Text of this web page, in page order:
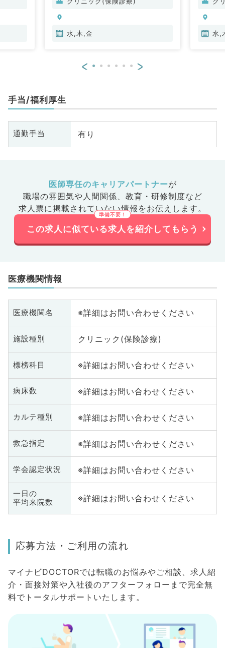
水,木,金 水,
< >
手当/福利厚生
通勤手当 有り
医師専任のキャリアパートナーが
職場の雰囲気や人間関係、 教育・研修制度など
求人票に掲載されていない情報をお伝えします。
この求人に似ている求人を紹介してもらう
医療機関情報
医療機関名 ※詳細はお問い合わせください
施設種別 クリニック(保険診療)
標榜科目 ※詳細はお問い合わせください
病床数 ※詳細はお問い合わせください
カルテ種別 ※詳細はお問い合わせください
救急指定 ※詳細はお問い合わせください
学会認定状況 ※詳細はお問い合わせください
一日の
平均来院数
※詳細はお問い合わせください
応募方法・ご利用の流れ
マイナビDOCTORでは転職のお悩みやご相談、求人紹
介・面接対策や入社後のアフターフォローまで完全無
料でトータルサポートいたします。